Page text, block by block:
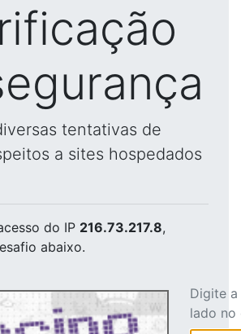
tentativas de
a sites hospedados
do IP 216.73.217.8,
abaixo.
Digite
lado no